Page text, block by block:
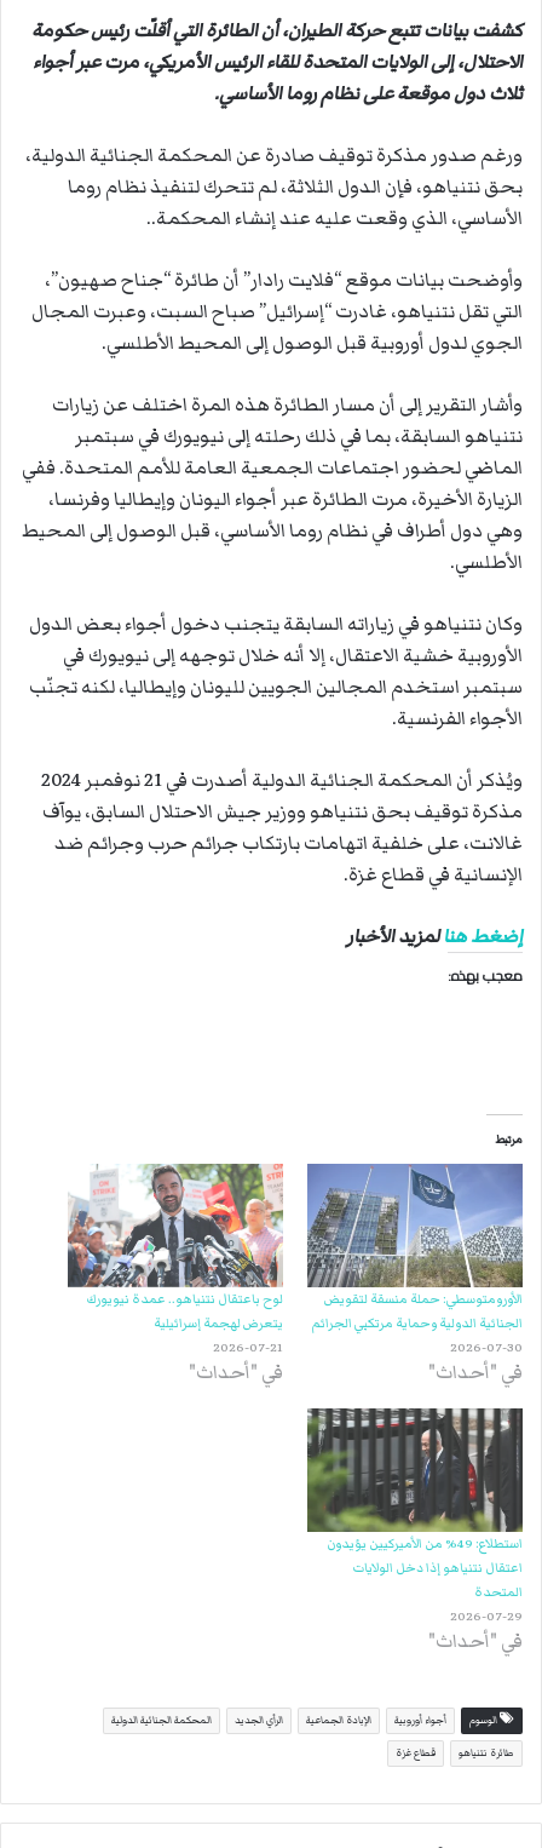
ي
ا
كشفت بيانات تتبع حركة الطيران، أن الطائرة التي أقلّت رئيس حكومة
الاحتلال، إلى الولايات المتحدة للقاء الرئيس الأمريكي، مرت عبر أجواء
ثلاث دول موقعة على نظام روما الأساسي.
ورغم صدور مذكرة توقيف صادرة عن المحكمة الجنائية الدولية،
بحق نتنياهو، فإن الدول الثلاثة، لم تتحرك لتنفيذ نظام روما
الأساسي، الذي وقعت عليه عند إنشاء المحكمة..
وأوضحت بيانات موقع “فلايت رادار” أن طائرة “جناح صهيون”،
التي تقل نتنياهو، غادرت “إسرائيل” صباح السبت، وعبرت المجال
الجوي لدول أوروبية قبل الوصول إلى المحيط الأطلسي.
وأشار التقرير إلى أن مسار الطائرة هذه المرة اختلف عن زيارات
نتنياهو السابقة، بما في ذلك رحلته إلى نيويورك في سبتمبر
الماضي لحضور اجتماعات الجمعية العامة للأمم المتحدة. ففي
الزيارة الأخيرة، مرت الطائرة عبر أجواء اليونان وإيطاليا وفرنسا،
وهي دول أطراف في نظام روما الأساسي، قبل الوصول إلى المحيط
الأطلسي.
وكان نتنياهو في زياراته السابقة يتجنب دخول أجواء بعض الدول
الأوروبية خشية الاعتقال، إلا أنه خلال توجهه إلى نيويورك في
سبتمبر استخدم المجالين الجويين لليونان وإيطاليا، لكنه تجنّب
الأجواء الفرنسية.
ويُذكر أن المحكمة الجنائية الدولية أصدرت في 21 نوفمبر 2024
مذكرة توقيف بحق نتنياهو ووزير جيش الاحتلال السابق، يوآف
غالانت، على خلفية اتهامات بارتكاب جرائم حرب وجرائم ضد
الإنسانية في قطاع غزة.
إضغط هنالمزيد الأخبار
معجب بهذه:
مرتبط
الأورومتوسطي: حملة منسقة لتقويض
الجنائية الدولية وحماية مرتكبي الجرائم
2026-07-30
في "أحداث"
لوح باعتقال نتنياهو.. عمدة نيويورك
يتعرض لهجمة إسرائيلية
2026-07-21
في "أحداث"
استطلاع: 49% من الأميركيين يؤيدون
اعتقال نتنياهو إذا دخل الولايات
المتحدة
2026-07-29
في "أحداث"
الوسوم أجواء أوروبية الإبادة الجماعية الرأي الجديد المحكمة الجنائية الدولية
طائرة نتنياهو قطاع غزة